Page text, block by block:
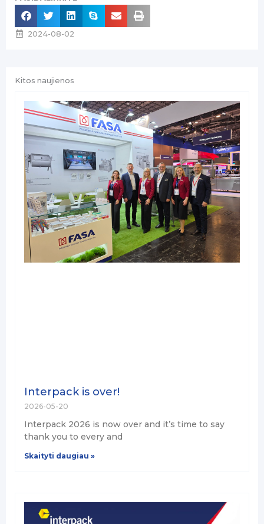
2024-08-02
Kitos naujienos
Interpack is over!
2026-05-20
Interpack 2026 is now over and it’s time to say
thank you to every and
Skaityti daugiau »